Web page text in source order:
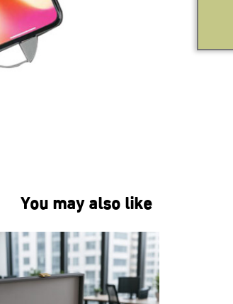
You may also like